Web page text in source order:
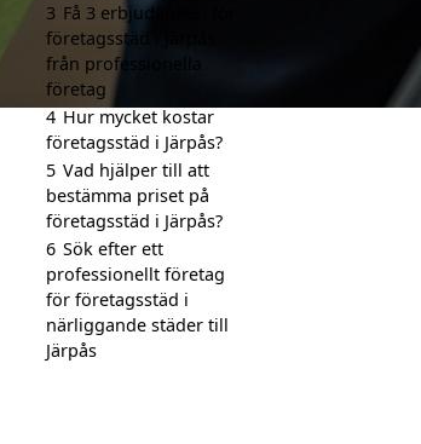
3 Få 3 erbjudanden för
företagsstäd i Järpås
från professionella
företag
4 Hur mycket kostar
företagsstäd i Järpås?
5 Vad hjälper till att
bestämma priset på
företagsstäd i Järpås?
6 Sök efter ett
professionellt företag
för företagsstäd i
närliggande städer till
Järpås